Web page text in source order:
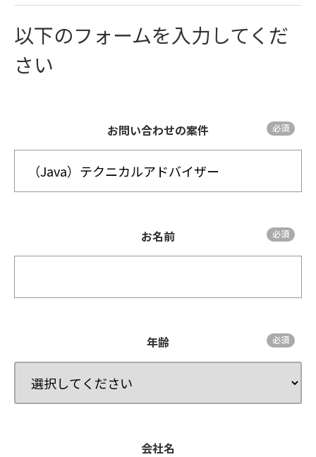
以下のフォームを入力してくだ
さい
お問い合わせの案件
お名前
年齢
会社名